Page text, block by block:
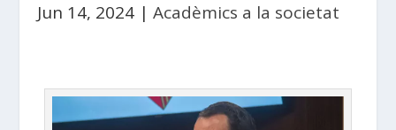
Jun 14, 2024 |Acadèmics a la societat